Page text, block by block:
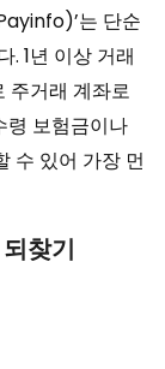
는 단순
. 1년 이상 거래
주거래 계좌로
령 보험금이나
수 있어 가장 먼
찾기